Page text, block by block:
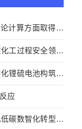
计算方面取得新
工过程安全领域
锂硫电池构筑方
应
碳数智化转型路